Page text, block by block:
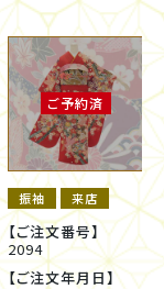
ご予約済
振袖 来店
【ご注文番号】
2094
【ご注文年月日】